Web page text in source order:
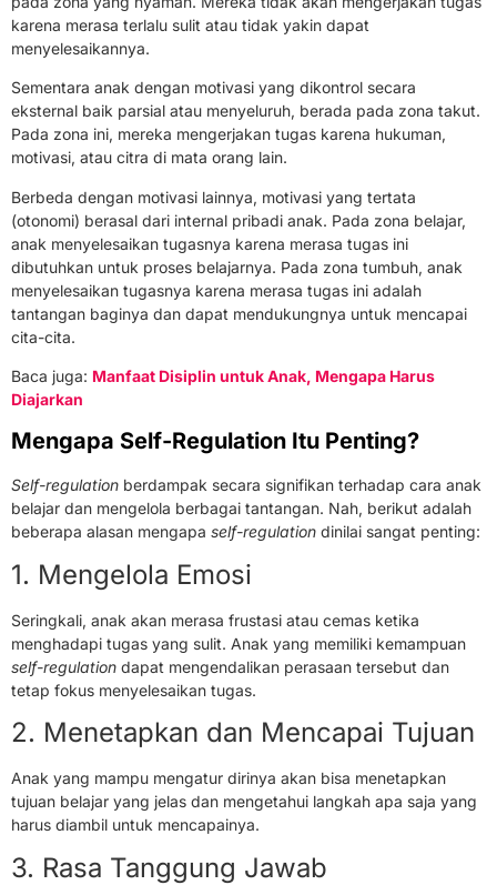
karena merasa terlalu sulit atau tidak yakin dapat
menyelesaikannya.
Sementara anak dengan motivasi yang dikontrol secara
eksternal baik parsial atau menyeluruh, berada pada zona takut.
Pada zona ini, mereka mengerjakan tugas karena hukuman,
motivasi, atau citra di mata orang lain.
Berbeda dengan motivasi lainnya, motivasi yang tertata
(otonomi) berasal dari internal pribadi anak. Pada zona belajar,
anak menyelesaikan tugasnya karena merasa tugas ini
dibutuhkan untuk proses belajarnya. Pada zona tumbuh, anak
menyelesaikan tugasnya karena merasa tugas ini adalah
tantangan baginya dan dapat mendukungnya untuk mencapai
cita-cita.
Baca juga: Manfaat Disiplin untuk Anak, Mengapa Harus
Diajarkan
Mengapa Self-Regulation Itu Penting?
Self-regulation berdampak secara signifikan terhadap cara anak
belajar dan mengelola berbagai tantangan. Nah, berikut adalah
beberapa alasan mengapa self-regulation dinilai sangat penting:
1. Mengelola Emosi
Seringkali, anak akan merasa frustasi atau cemas ketika
menghadapi tugas yang sulit. Anak yang memiliki kemampuan
self-regulation dapat mengendalikan perasaan tersebut dan
tetap fokus menyelesaikan tugas.
2. Menetapkan dan Mencapai Tujuan
Anak yang mampu mengatur dirinya akan bisa menetapkan
tujuan belajar yang jelas dan mengetahui langkah apa saja yang
harus diambil untuk mencapainya.
3. Rasa Tanggung Jawab